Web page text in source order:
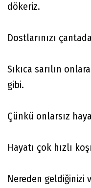
dökeriz.
Dostlarınızı
Sıkıca sarılın
gibi.
Çünkü onlarsız
Hayatı çok hızlı
Nereden geldiğinizi